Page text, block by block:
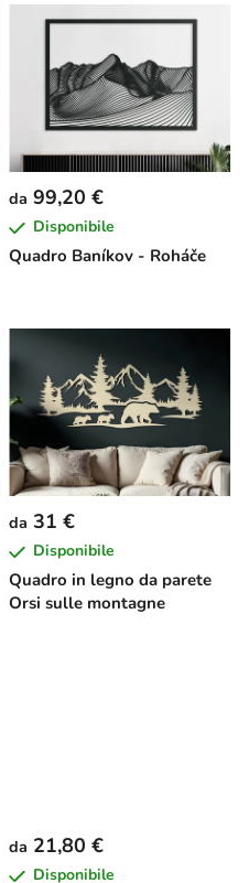
Quadro Baníkov - Roháče
da 99,20 €
Disponibile
Quadro in legno da parete
Orsi sulle montagne
da 31 €
Disponibile
da 21,80 €
Disponibile